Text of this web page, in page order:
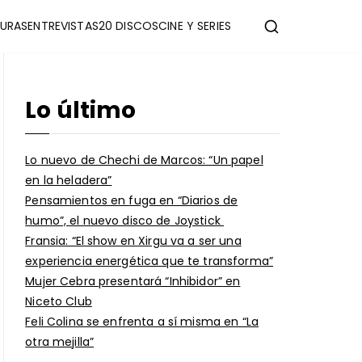
ENTREVISTAS20 DISCOSCINE Y SERIES
Lo último
Lo nuevo de Chechi de Marcos: “Un papel
en la heladera”
Pensamientos en fuga en “Diarios de
humo”, el nuevo disco de Joystick
Fransia: “El show en Xirgu va a ser una
experiencia energética que te transforma”
Mujer Cebra presentará “Inhibidor” en
Niceto Club
Feli Colina se enfrenta a sí misma en “La
otra mejilla”